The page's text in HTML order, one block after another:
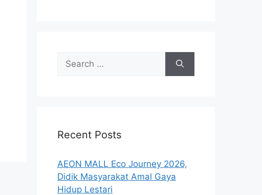
Search
for:
Recent Posts
AEON MALL Eco Journey 2026,
Didik Masyarakat Amal Gaya
Hidup Lestari